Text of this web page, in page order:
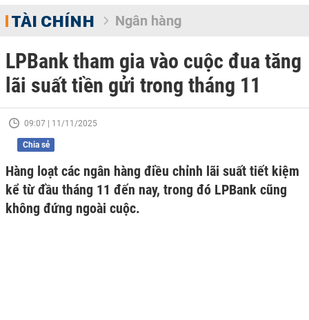
TÀI CHÍNH Ngân hàng
LPBank tham gia vào cuộc đua tăng
lãi suất tiền gửi trong tháng 11
09:07 | 11/11/2025
Chia sẻ
Hàng loạt các ngân hàng điều chỉnh lãi suất tiết kiệm
kể từ đầu tháng 11 đến nay, trong đó LPBank cũng
không đứng ngoài cuộc.